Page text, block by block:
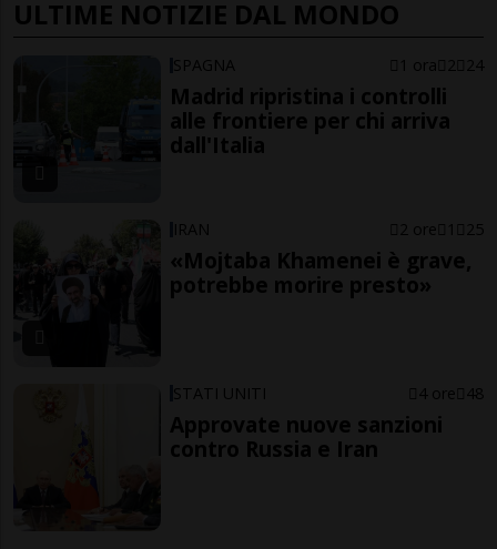
ULTIME NOTIZIE DAL MONDO
SPAGNA 1 ora 2 24
Madrid ripristina i controlli
alle frontiere per chi arriva
dall'Italia
IRAN 2 ore 1 25
«Mojtaba Khamenei è grave,
potrebbe morire presto»
STATI UNITI 4 ore 48
Approvate nuove sanzioni
contro Russia e Iran